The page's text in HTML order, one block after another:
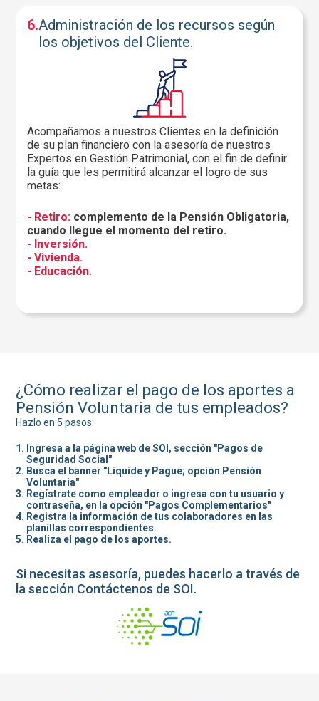
6.Administración de los recursos según
los objetivos del Cliente.
Acompañamos a nuestros Clientes en la definición
de su plan financiero con la asesoría de nuestros
Expertos en Gestión Patrimonial, con el fin de definir
la guía que les permitirá alcanzar el logro de sus
metas:
- Retiro: complemento de la Pensión Obligatoria,
cuando llegue el momento del retiro.
- Inversión.
- Vivienda.
- Educación.
¿Cómo realizar el pago de los aportes a
Pensión Voluntaria de tus empleados?
Hazlo en 5 pasos:
Ingresa a la página web de SOI, sección "Pagos de
Seguridad Social"
Busca el banner "Liquide y Pague; opción Pensión
Voluntaria"
Regístrate como empleador o ingresa con tu usuario y
contraseña, en la opción "Pagos Complementarios"
Registra la información de tus colaboradores en las
planillas correspondientes.
Realiza el pago de los aportes.
Si necesitas asesoría, puedes hacerlo a través de
la sección Contáctenos de SOI.